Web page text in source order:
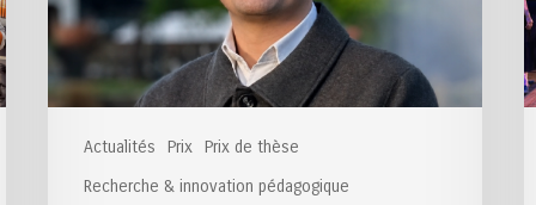
Actualités Prix Prix de thèse
Recherche & innovation pédagogique
thèse
des
Ponts
2026